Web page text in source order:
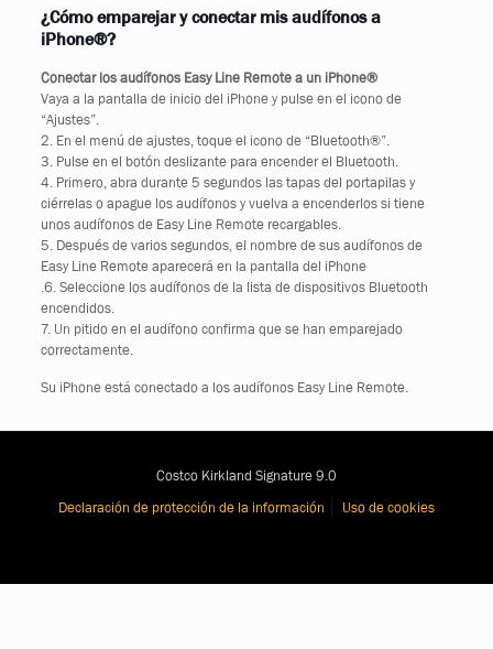
¿Cómo emparejar y conectar mis audífonos a
iPhone®?
Conectar los audífonos Easy Line Remote a un iPhone®
Vaya a la pantalla de inicio del iPhone y pulse en el icono de
“Ajustes”.
2. En el menú de ajustes, toque el icono de “Bluetooth®”.
3. Pulse en el botón deslizante para encender el Bluetooth.
4. Primero, abra durante 5 segundos las tapas del portapilas y
ciérrelas o apague los audífonos y vuelva a encenderlos si tiene
unos audífonos de Easy Line Remote recargables.
5. Después de varios segundos, el nombre de sus audífonos de
Easy Line Remote aparecerá en la pantalla del iPhone
.6. Seleccione los audífonos de la lista de dispositivos Bluetooth
encendidos.
7. Un pitido en el audífono confirma que se han emparejado
correctamente.
Su iPhone está conectado a los audífonos Easy Line Remote.
Costco Kirkland Signature 9.0
Declaración de protección de la información
Uso de cookies